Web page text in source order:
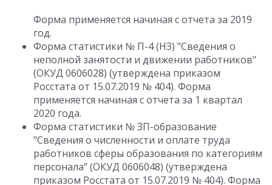
Форма применяется начиная с отчета за 2019
год.
Форма статистики № П-4 (НЗ) "Сведения о
неполной занятости и движении работников"
(ОКУД 0606028) (утверждена приказом
Росстата от 15.07.2019 № 404). Форма
применяется начиная с отчета за 1 квартал
2020 года.
Форма статистики № ЗП-образование
"Сведения о численности и оплате труда
работников сферы образования по категориям
персонала" (ОКУД 0606048) (утверждена
приказом Росстата от 15.07.2019 № 404). Форма